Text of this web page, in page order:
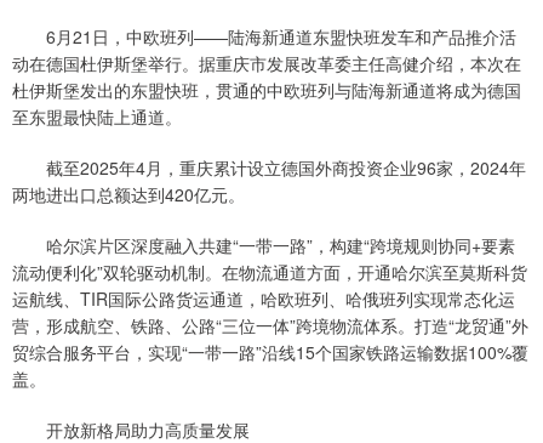
6月21日，中欧班列——陆海新通道东盟快班发车和产品推介活
动在德国杜伊斯堡举行。据重庆市发展改革委主任高健介绍，本次在
杜伊斯堡发出的东盟快班，贯通的中欧班列与陆海新通道将成为德国
至东盟最快陆上通道。
截至2025年4月，重庆累计设立德国外商投资企业96家，2024年
两地进出口总额达到420亿元。
哈尔滨片区深度融入共建“一带一路”，构建“跨境规则协同+要素
流动便利化”双轮驱动机制。在物流通道方面，开通哈尔滨至莫斯科货
运航线、TIR国际公路货运通道，哈欧班列、哈俄班列实现常态化运
营，形成航空、铁路、公路“三位一体”跨境物流体系。打造“龙贸通”外
贸综合服务平台，实现“一带一路”沿线15个国家铁路运输数据100%覆
盖。
开放新格局助力高质量发展